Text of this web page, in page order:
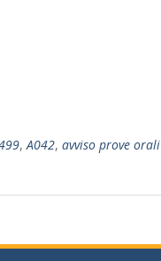
,A042, avviso prove orali